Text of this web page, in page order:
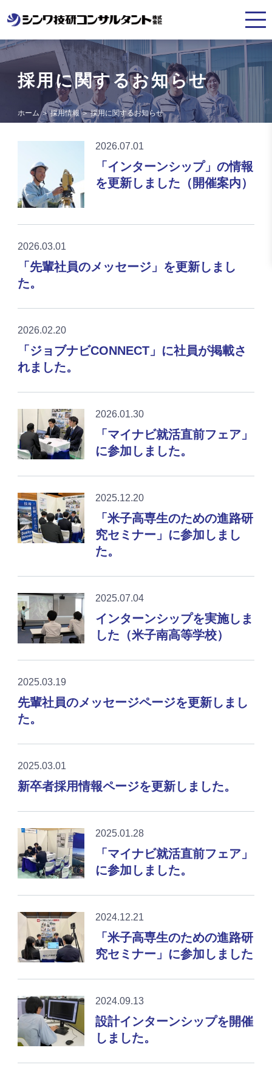
採用に関するお知らせ
ホーム＞採用情報＞採用に関するお知らせ
2026.07.01
「インターンシップ」の情報
を更新しました（開催案内）
2026.03.01
「先輩社員のメッセージ」を更新しまし
た。
2026.02.20
「ジョブナビCONNECT」に社員が掲載さ
れました。
2026.01.30
「マイナビ就活直前フェア」
に参加しました。
2025.12.20
「米子高専生のための進路研
究セミナー」に参加しまし
た。
2025.07.04
インターンシップを実施しま
した（米子南高等学校）
2025.03.19
先輩社員のメッセージページを更新しまし
た。
2025.03.01
新卒者採用情報ページを更新しました。
2025.01.28
「マイナビ就活直前フェア」
に参加しました。
2024.12.21
「米子高専生のための進路研
究セミナー」に参加しました
2024.09.13
設計インターンシップを開催
しました。